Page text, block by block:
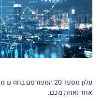
אחד ואחת מכם.